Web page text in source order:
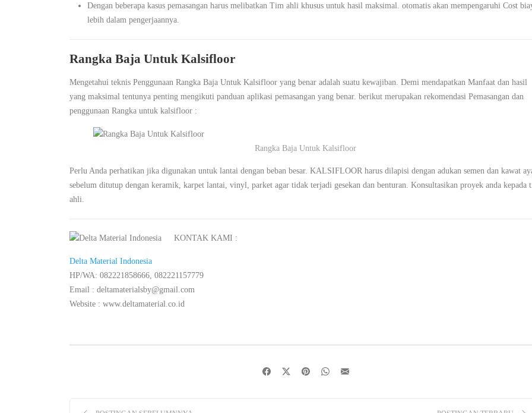
Dengan beberapa kasus pemasangan harus melibatkan Tim ahli khusus untuk hasil maksimal. otomatis akan mempengaruhi Cost
lebih dalam pengerjaannya.
Rangka Baja Untuk Kalsifloor
Mengetahui teknis Penggunaan Rangka Baja Untuk Kalsifloor yang benar adalah suatu kewajiban. Demi mendapatkan Manfaat dan hasil
yang maksimal tentunya penting mengikuti panduan aplikasi pemasangan yang benar. berikut merupakan rekomendasi Pemasangan dan
penggunaan Rangka untuk kalsifloor :
Rangka Baja Untuk Kalsifloor
Perlu Anda perhatikan jika digunakan untuk lantai dengan beban besar. KALSIFLOOR harus dilapisi dengan adukan semen dan kawat
sebelum ditutup dengan keramik, karpet lantai, vinyl, parket agar tidak terjadi gesekan dan benturan. Konsultasikan proyek anda kepada
ahli.
KONTAK KAMI :
Delta Material Indonesia
HP/WA: 082221858666, 082221157779
Email : deltamaterialsby@gmail.com
Website : www.deltamaterial.co.id